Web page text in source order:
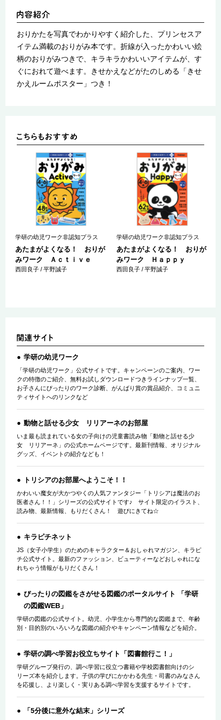
おりかたを写真でわかりやすく紹介した、プリンセスア
イテム満載のおりがみ本です。折線が入ったかわいい絵
柄のおりがみつきで、キラキラかわいいアイテムが、す
ぐにおれて遊べます。きせかえなどがたのしめる「きせ
かえルームポスター」つき！
学研の幼児ワーク非認知プラス
あたまがよくなる！ おりが
みワーク Ａｃｔｉｖｅ
西田良子 / 平野誠子
学研の幼児ワーク非認知プラス
あたまがよくなる！ おりが
みワーク Ｈａｐｐｙ
西田良子 / 平野誠子
学研の幼児ワーク
「学研の幼児ワーク」公式サイトです。キャンペーンのご案内、ワー
クの特徴のご紹介、無料お試しダウンロードつきラインナップ一覧、
お子さんにぴったりのワーク診断、がんばり賞の賞品紹介、コミュニ
ティサイトへのリンクなど
動物と話せる少女 リリアーネのお部屋
いま最も読まれている女の子向けの児童書読み物「動物と話せる少
女 リリアーネ」の公式ホームページです。最新刊情報、オリジナル
グッズ、イベントの紹介なども！
トリシアのお部屋へようこそ！！
かわいい魔女が大かつやくの人気ファンタジー「トリシアは魔法のお
医者さん！！」シリーズの公式サイトです♪ サイト限定のイラスト、
読み物、最新情報、もりだくさん！ 遊びにきてね☆
キラピチネット
JS（女子小学生）のためのキャラクター＆おしゃれマガジン、キラピ
チ公式サイト。最新のファッション、ビューティーなどおしゃれにな
れちゃう情報がもりだくさん！
ぴったりの図鑑をさがせる図鑑のポータルサイト 「学研
の図鑑WEB」
学研の図鑑の公式サイト。幼児、小学生から専門的な図鑑まで、年齢
別・目的別のいろいろな図鑑の紹介やキャンペーン情報などを紹介。
学研の調べ学習お役立ちサイト「図書館行こ！」
学研グループ発行の、調べ学習に役立つ書籍や学校図書館向けのシ
リーズ本を紹介します。子供の学びにかかわる先生・司書のみなさん
を応援し、より楽しく・実りある調べ学習を支援するサイトです。
「5分後に意外な結末」シリーズ